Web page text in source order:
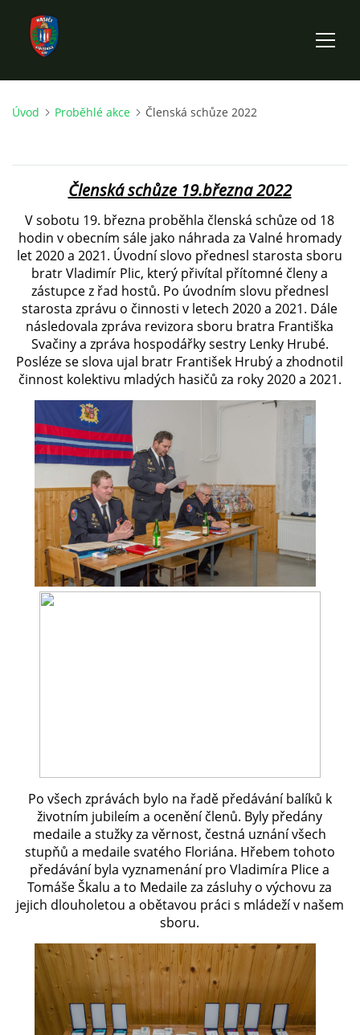
ÚVOD
HISTORIE SBORU
VÝKONNÝ VÝBOR SBORU
DOKUMENTY
VÝJEZDOVÁ JEDNOTKA
FOTOGALERIE
PLÁNOVANÉ AKCE
PROBĚHLÉ AKCE
KROUŽEK MH
DESATERO
SVATÝ FLORIÁN
IČO: 49183516
číslo účtu: 193707116/0300
datové schránky: d3twtd3
Starosta sboru: Vladimír Plic
tel: +420 603 789 645
email: PlicVlada@seznam.cz
© 2026 eStránky.cz | Aktualizováno: 5. 8. 2026 Nahoru ↑
Úvod Proběhlé akce Členská schůze 2022
Členská schůze 19.března 2022
V sobotu 19. března proběhla členská schůze od 18
hodin v obecním sále jako náhrada za Valné hromady
let 2020 a 2021. Úvodní slovo přednesl starosta sboru
bratr Vladimír Plic, který přivítal přítomné členy a
zástupce z řad hostů. Po úvodním slovu přednesl
starosta zprávu o činnosti v letech 2020 a 2021. Dále
následovala zpráva revizora sboru bratra Františka
Svačiny a zpráva hospodářky sestry Lenky Hrubé.
Posléze se slova ujal bratr František Hrubý a zhodnotil
činnost kolektivu mladých hasičů za roky 2020 a 2021.
Po všech zprávách bylo na řadě předávání balíků k
životním jubileím a ocenění členů. Byly předány
medaile a stužky za věrnost, čestná uznání všech
stupňů a medaile svatého Floriána. Hřebem tohoto
předávání byla vyznamenání pro Vladimíra Plice a
Tomáše Škalu a to Medaile za zásluhy o výchovu za
jejich dlouholetou a obětavou práci s mládeží v našem
sboru.